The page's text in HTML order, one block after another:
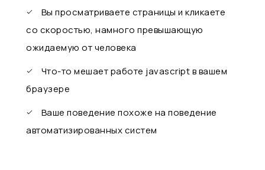
Вы просматриваете страницы и кликаете
со скоростью, намного превышающую
ожидаемую от человека
Что-то мешает работе javascript в вашем
браузере
Ваше поведение похоже на поведение
автоматизированных систем